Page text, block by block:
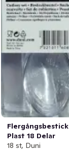
Flergångsbestick
Plast 18 Delar
18 st, Duni